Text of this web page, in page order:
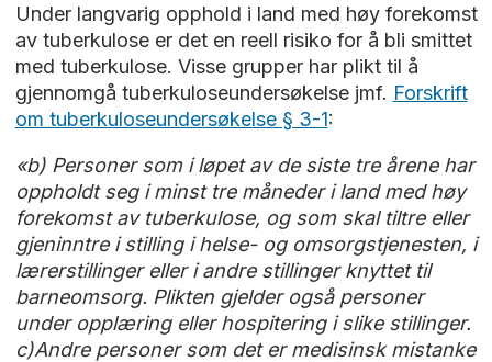
Under langvarig opphold i land med høy forekomst
av tuberkulose er det en reell risiko for å bli smittet
med tuberkulose. Visse grupper har plikt til å
gjennomgå tuberkuloseundersøkelse jmf. Forskrift
om tuberkuloseundersøkelse § 3-1:
«b) Personer som i løpet av de siste tre årene har
oppholdt seg i minst tre måneder i land med høy
forekomst av tuberkulose, og som skal tiltre eller
gjeninntre i stilling i helse- og omsorgstjenesten, i
lærerstillinger eller i andre stillinger knyttet til
barneomsorg. Plikten gjelder også personer
under opplæring eller hospitering i slike stillinger.
c)Andre personer som det er medisinsk mistanke